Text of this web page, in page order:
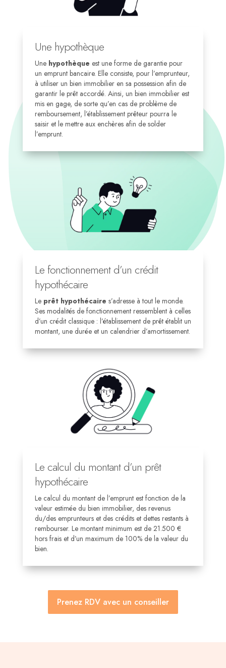
Une hypothèque
Une hypothèque est une forme de garantie pour
un emprunt bancaire. Elle consiste, pour l’emprunteur,
à utiliser un bien immobilier en sa possession afin de
garantir le prêt accordé. Ainsi, un bien immobilier est
mis en gage, de sorte qu’en cas de problème de
remboursement, l’établissement prêteur pourra le
saisir et le mettre aux enchères afin de solder
l’emprunt.
Le fonctionnement d’un crédit
hypothécaire
Le prêt hypothécaire s’adresse à tout le monde.
Ses modalités de fonctionnement ressemblent à celles
d’un crédit classique : l’établissement de prêt établit un
montant, une durée et un calendrier d’amortissement.
Le calcul du montant d’un prêt
hypothécaire
Le calcul du montant de l’emprunt est fonction de la
valeur estimée du bien immobilier, des revenus
du/des emprunteurs et des crédits et dettes restants à
rembourser. Le montant minimum est de 21.500 €
hors frais et d’un maximum de 100% de la valeur du
bien.
Prenez RDV avec un conseiller